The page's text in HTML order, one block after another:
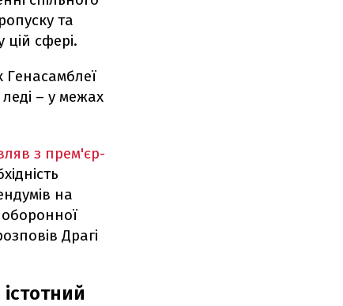
та
сфері.
Генасамблеї
– у межах
з прем'єр-
на
Драгі